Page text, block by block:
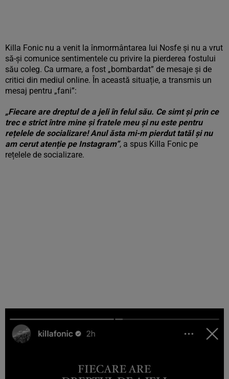
Killa Fonic nu a venit la înmormântarea lui Nosfe și nu a vrut
să-și comunice sentimentele cu privire la pierderea fostului
său coleg. Ca urmare, a fost „bombardat” de mesaje și de
critici din mediul online. În această situație, a transmis un
mesaj pentru „fani”:
„Fiecare are dreptul de a jeli în felul său. Ce simt și prin ce
trec e strict între mine și fratele meu și nu este pentru
rețelele de socializare! Anul ăsta mi-m pierdut tatăl și nu
am cerut atenție pe Instagram”, a spus Killa Fonic pe
rețelele de socializare.